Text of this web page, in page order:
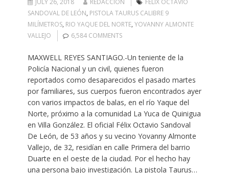
JULY 26, 2018 REDACCION
FÉLIX OCTAVIO
SANDOVAL DE LEÓN, PISTOLA TAURUS CALIBRE 9
MILÍMETROS, RIO YAQUE DEL NORTE, YOVANNY ALMONTE
VALLEJO
6,584 COMMENTS
MAXWELL REYES SANTIAGO.-Un teniente de la
Policía Nacional y un civil, quienes fueron
reportados como desaparecidos el pasado martes
por familiares, sus cuerpos fueron encontrados ayer
con varios impactos de balas, en el río Yaque del
Norte, próximo a la comunidad La Yuca de Quinigua
en Villa González. El oficial Félix Octavio Sandoval
De León, de 53 años y su vecino Yovanny Almonte
Vallejo, de 32, residían en calle Primera del barrio
Duarte en el oeste de la ciudad. Por el hecho hay
una persona bajo investigación. La pistola Taurus…